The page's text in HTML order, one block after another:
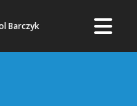
Barczyk